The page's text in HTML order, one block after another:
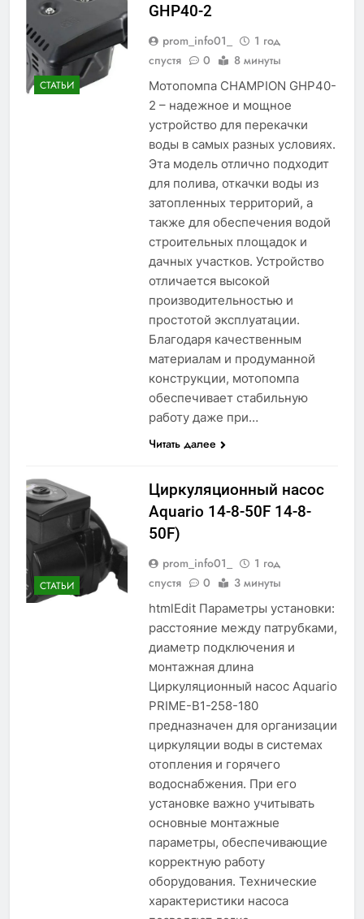
СТАТЬИ
GHP40-2
prom_info01_
1 год
спустя
0 8 минуты
Мотопомпа CHAMPION GHP40-
2 – надежное и мощное
устройство для перекачки
воды в самых разных условиях.
Эта модель отлично подходит
для полива, откачки воды из
затопленных территорий, а
также для обеспечения водой
строительных площадок и
дачных участков. Устройство
отличается высокой
производительностью и
простотой эксплуатации.
Благодаря качественным
материалам и продуманной
конструкции, мотопомпа
обеспечивает стабильную
работу даже при…
Читать далее
СТАТЬИ
Циркуляционный насос
Aquario 14-8-50F 14-8-
50F)
prom_info01_
1 год
спустя
0 3 минуты
htmlEdit Параметры установки:
расстояние между патрубками,
диаметр подключения и
монтажная длина
Циркуляционный насос Aquario
PRIME-B1-258-180
предназначен для организации
циркуляции воды в системах
отопления и горячего
водоснабжения. При его
установке важно учитывать
основные монтажные
параметры, обеспечивающие
корректную работу
оборудования. Технические
характеристики насоса